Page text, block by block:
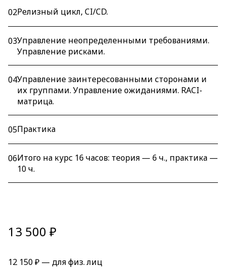
02Релизный цикл, CI/CD.
03Управление неопределенными требованиями.
Управление рисками.
04Управление заинтересованными сторонами и
их группами. Управление ожиданиями. RACI-
матрица.
05Практика
06Итого на курс 16 часов: теория — 6 ч., практика —
10 ч.
13 500 ₽
12 150 ₽ — для физ. лиц